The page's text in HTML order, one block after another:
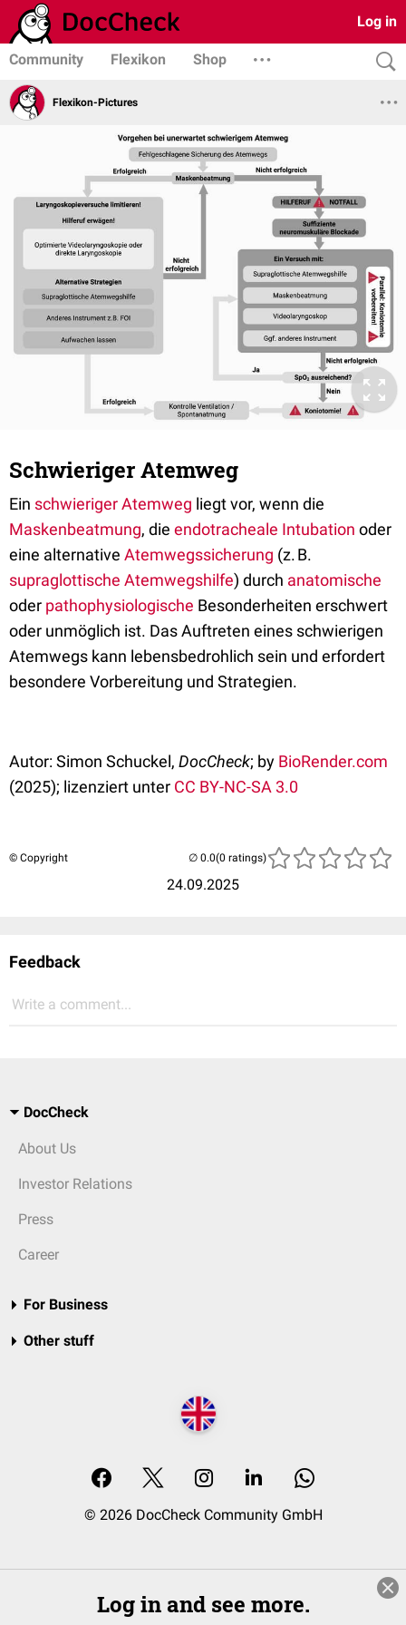
Log in
Community Flexikon Shop
Flexikon-Pictures
Schwieriger Atemweg
Ein schwieriger Atemweg liegt vor, wenn die
Maskenbeatmung, die endotracheale Intubation oder
eine alternative Atemwegssicherung (z. B.
supraglottische Atemwegshilfe) durch anatomische
oder pathophysiologische Besonderheiten erschwert
oder unmöglich ist. Das Auftreten eines schwierigen
Atemwegs kann lebensbedrohlich sein und erfordert
besondere Vorbereitung und Strategien.
Autor: Simon Schuckel, DocCheck; by BioRender.com
(2025); lizenziert unter CC BY-NC-SA 3.0
© Copyright
24.09.2025
(0 ratings)
Feedback
Write a comment...
DocCheck
About Us
Investor Relations
Press
Career
For Business
Other stuff
© 2026 DocCheck Community GmbH
Log in and see more.